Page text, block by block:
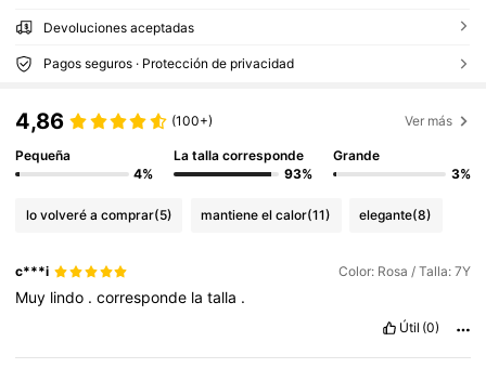
Devoluciones aceptadas
Pagos seguros · Protección de privacidad
4,86 (100+) Ver más
Pequeña
4%
La talla corresponde
93%
Grande
3%
lo volveré a comprar(5) mantiene el calor(11) elegante(8)
c***i Color: Rosa / Talla: 7Y
Muy lindo .corresponde latalla .
Útil (0)